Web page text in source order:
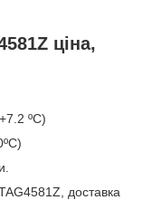
ціна,
ºC)
доставка